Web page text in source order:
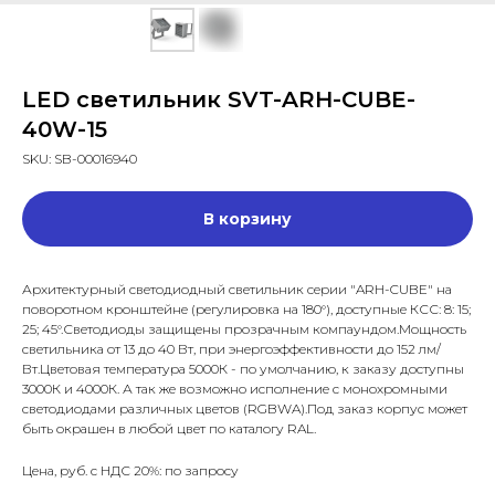
LED светильник SVT-ARH-CUBE-
40W-15
SKU: SB-00016940
В корзину
Архитектурный светодиодный светильник серии "ARH-CUBE" на
поворотном кронштейне (регулировка на 180°), доступные КСС: 8: 15;
25; 45°.Светодиоды защищены прозрачным компаундом.Мощность
светильника от 13 до 40 Вт, при энергоэффективности до 152 лм/
Вт.Цветовая температура 5000К - по умолчанию, к заказу доступны
3000К и 4000К. А так же возможно исполнение с монохромными
светодиодами различных цветов (RGBWA).Под заказ корпус может
быть окрашен в любой цвет по каталогу RAL.
Цена, руб. с НДС 20%: по запросу